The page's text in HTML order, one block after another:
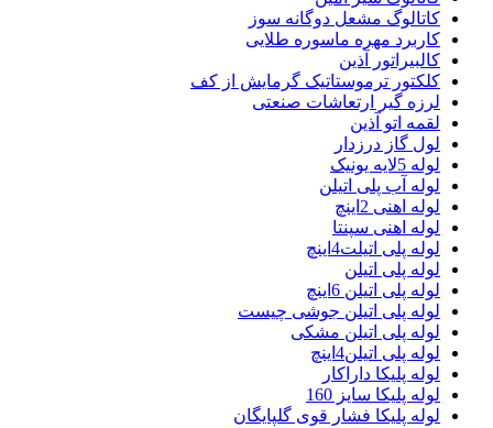
کاتالوگ مشعل دوگانه سوز
کاربرد مهره ماسوره طلایی
کالبیراتور آذین
کلکتور ترموستاتیک گرمایش از کف
لرزه گیر ارتعاشات صنعتی
لقمه اتو آذین
لول گاز درزدار
لوله 5لایه یونیک
لوله آب پلی اتیلن
لوله اهنی 2اینچ
لوله اهنی سپنتا
لوله پلی اتیلت4اینچ
لوله پلی اتیلن
لوله پلی اتیلن 6اینچ
لوله پلی اتیلن جوشی چیست
لوله پلی اتیلن مشکی
لوله پلی اتیلن4اینچ
لوله پلیکا داراکار
لوله پلیکا سایز 160
لوله پلیکا فشار قوی گلپایگان